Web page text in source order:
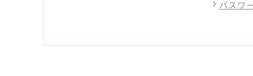
パスワ